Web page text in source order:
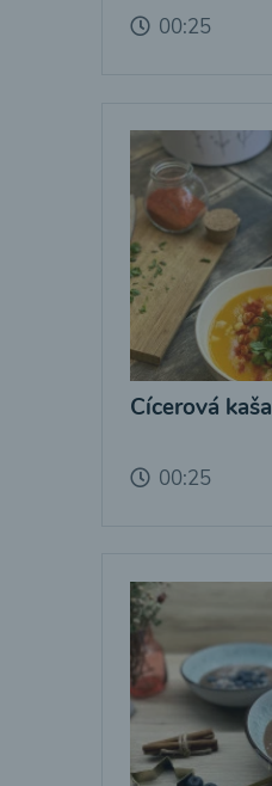
00:25
Cícerová kaša
00:25